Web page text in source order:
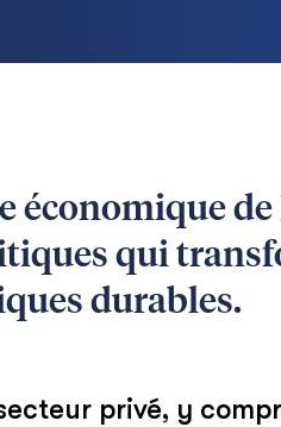
économique
qui
durables.
privé, y